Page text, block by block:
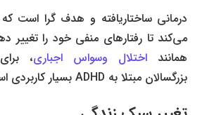
درمانی ساختاریافته و هدف گرا است
می‌کند تا رفتارهای منفی خود را تغییر
همانند اختلال وسواس اجباری،
بزرگسالان مبتلا به ADHD بسیار کاربردی است.